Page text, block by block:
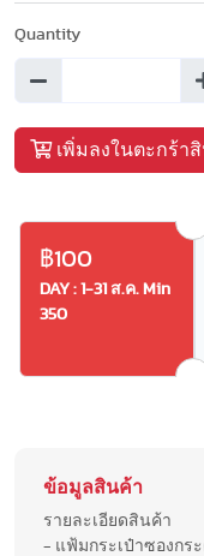
Quantity
เพิ่มลงในตะกร้า
฿100
DAY : 1-31 ส.ค. Min
350
ข้อมูลสินค้า
รายละเอียดสินค้า
- แฟ้มกระเป๋าซองกร